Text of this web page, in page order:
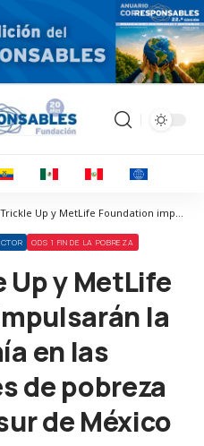
Corresponsables > Noticias > ODS1. Trickle Up y MetLife Foundation impulsarán la economía en las comunidades de pobreza extrema del sur de México
ODS 1 FIN DE LA POBREZA
Up y MetLife
la
en las
de pobreza
de México